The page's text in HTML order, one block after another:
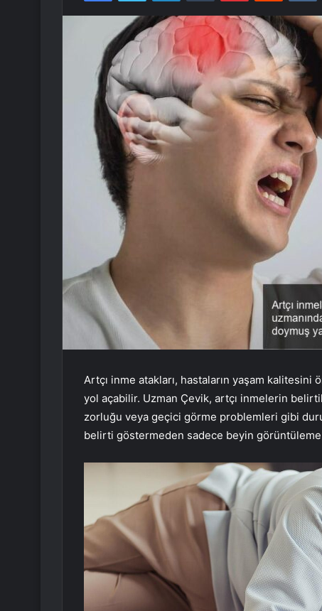
Artçı inme atakları, hastaların yaşam
yol açabilir. Uzman Çevik, artçı inmelerin
zorluğu veya geçici görme problemleri gibi
belirti göstermeden sadece beyin